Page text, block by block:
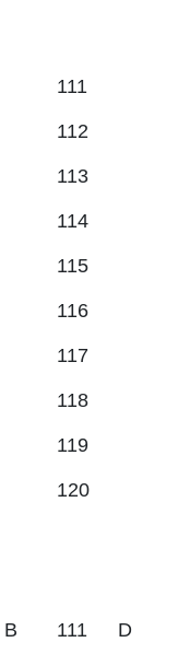
111
112
113
114
115
116
117
118
119
120
B 111 D